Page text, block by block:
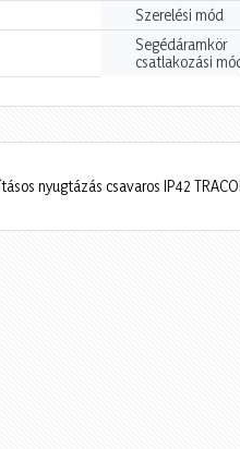
Szerelési mód
Segédáramkör
csatlakozási
nyugtázás csavaros IP42